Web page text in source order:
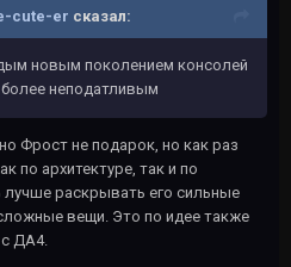
cute-er сказал:
новым поколением консолей
неподатливым
Фрост не подарок, но как раз
по архитектуре, так и по
раскрывать его сильные
вещи. Это по идее также
с ДА4.